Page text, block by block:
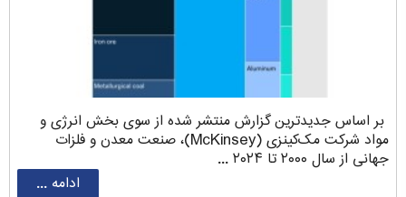
بر اساس جدیدترین گزارش منتشر شده از سوی بخش انرژی و
مواد شرکت مک‌کینزی (McKinsey)، صنعت معدن و فلزات
جهانی از سال ۲۰۰۰ تا ۲۰۲۴ ...
ادامه ...